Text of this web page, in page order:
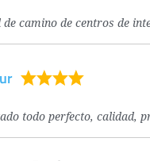
camino de centros de
todo perfecto, calidad,